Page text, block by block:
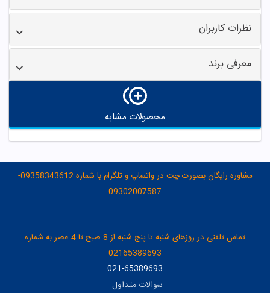
نظرات کاربران
معرفی برند
محصولات مشابه
مشاوره رایگان بصورت چت در واتساپ و تلگرام با شماره 09358343612-
09302007587
تماس تلفنی در روزهای شنبه تا پنج شنبه از 8 صبح تا 4 عصر به شماره
02165389693
021-65389693
سوالات متداول-